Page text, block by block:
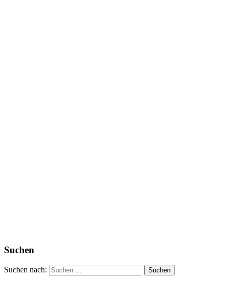
Suchen
Suchen nach: